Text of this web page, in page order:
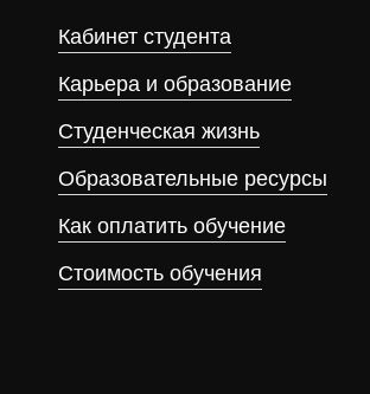
Кабинет студента
Карьера и образование
Студенческая жизнь
Образовательные ресурсы
Как оплатить обучение
Стоимость обучения